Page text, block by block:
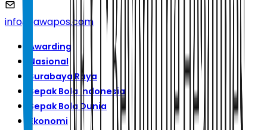
info@jawapos.com
Awarding
Nasional
Surabaya Raya
Sepak Bola Indonesia
Sepak Bola Dunia
Ekonomi